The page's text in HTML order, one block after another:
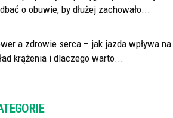
o obuwie, by dłużej zachowało...
a zdrowie serca – jak jazda wpływa na
krążenia i dlaczego warto...